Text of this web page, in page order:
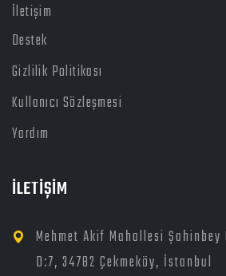
İletişim
Destek
Gizlilik Politikası
Kullanıcı Sözleşmesi
Yardım
İLETİŞİM
Mehmet Akif Mahallesi Şahinbey
D:7, 34782 Çekmeköy, İstanbul